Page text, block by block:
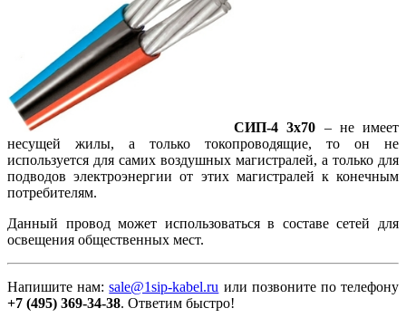
СИП-4 3х70 – не имеет
несущей жилы, а только токопроводящие, то он не
используется для самих воздушных магистралей, а только для
подводов электроэнергии от этих магистралей к конечным
потребителям.
Данный провод может использоваться в составе сетей для
освещения общественных мест.
Напишите нам:sale@1sip-kabel.ru или позвоните по телефону
+7 (495) 369-34-38. Ответим быстро!